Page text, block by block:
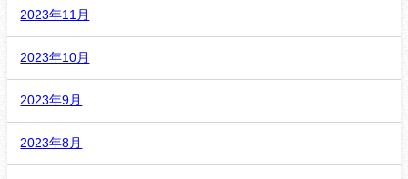
2023年11月
2023年10月
2023年9月
2023年8月